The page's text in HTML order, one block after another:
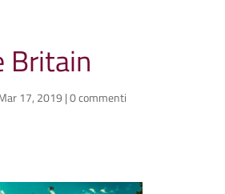
Britain
17, 2019 |0 commenti